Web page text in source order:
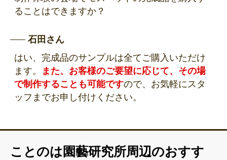
ることはできますか？
石田さん
はい、完成品のサンプルは全てご購入いただけ
ます。
また、お客様のご要望に応じて、その場
で制作することも可能ですので、お気軽にスタ
ッフまでお申し付けください。
ことのは園藝研究所周辺のおすす